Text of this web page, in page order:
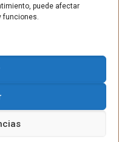
puede afectar
funciones.
Todos los derechos